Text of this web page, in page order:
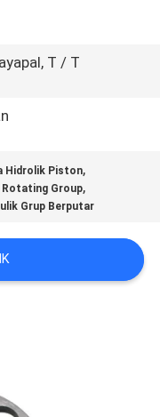
T / T
Hidrolik Piston,
Rotating Group,
Grup Berputar